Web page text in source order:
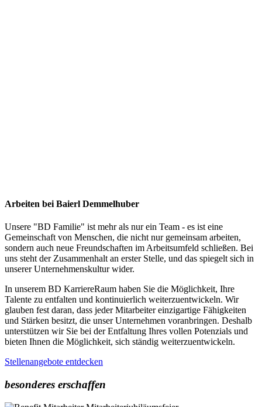
Arbeiten bei Baierl Demmelhuber
Unsere "BD Familie" ist mehr als nur ein Team - es ist eine
Gemeinschaft von Menschen, die nicht nur gemeinsam arbeiten,
sondern auch neue Freundschaften im Arbeitsumfeld schließen. Bei
uns steht der Zusammenhalt an erster Stelle, und das spiegelt sich in
unserer Unternehmenskultur wider.
In unserem BD KarriereRaum haben Sie die Möglichkeit, Ihre
Talente zu entfalten und kontinuierlich weiterzuentwickeln. Wir
glauben fest daran, dass jeder Mitarbeiter einzigartige Fähigkeiten
und Stärken besitzt, die unser Unternehmen voranbringen. Deshalb
unterstützen wir Sie bei der Entfaltung Ihres vollen Potenzials und
bieten Ihnen die Möglichkeit, sich ständig weiterzuentwickeln.
Stellenangebote entdecken
besonderes erschaffen